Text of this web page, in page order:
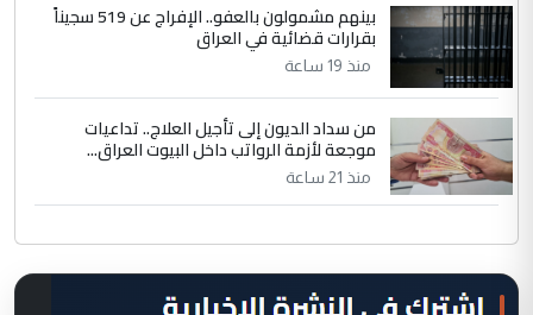
بينهم مشمولون بالعفو.. الإفراج عن 519 سجيناً
بقرارات قضائية في العراق
منذ 19 ساعة
من سداد الديون إلى تأجيل العلاج.. تداعيات
موجعة لأزمة الرواتب داخل البيوت العراق...
منذ 21 ساعة